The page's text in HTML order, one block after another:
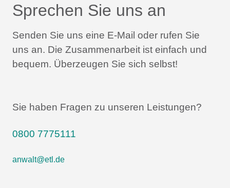
Sprechen Sie uns an
Senden Sie uns eine E-Mail oder rufen Sie
uns an. Die Zusammenarbeit ist einfach und
bequem. Überzeugen Sie sich selbst!
Sie haben Fragen zu unseren Leistungen?
0800 7775111
anwalt@etl.de